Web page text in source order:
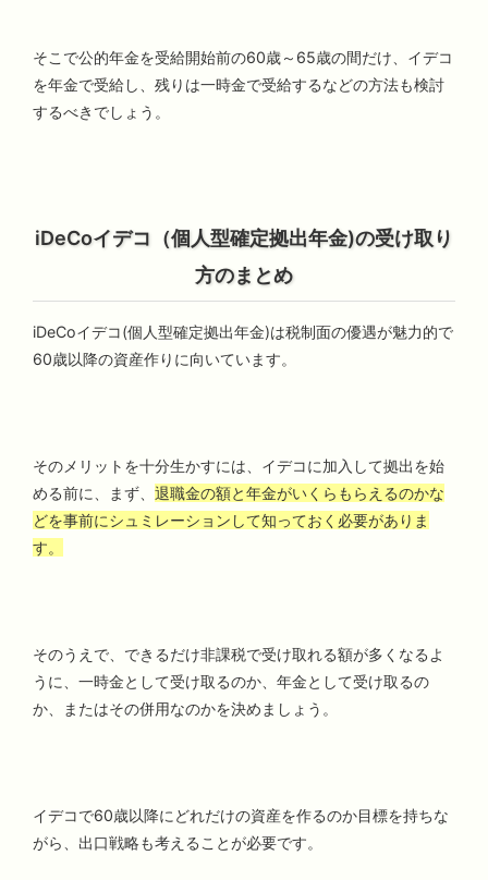
そこで公的年金を受給開始前の60歳～65歳の間だけ、イデコ
を年金で受給し、残りは一時金で受給するなどの方法も検討
するべきでしょう。
iDeCoイデコ（個人型確定拠出年金)の受け取り
方のまとめ
iDeCoイデコ(個人型確定拠出年金)は税制面の優遇が魅力的で
60歳以降の資産作りに向いています。
そのメリットを十分生かすには、イデコに加入して拠出を始
める前に、まず、 退職金の額と年金がいくらもらえるのかな
どを事前にシュミレーションして知っておく必要がありま
す。
そのうえで、できるだけ非課税で受け取れる額が多くなるよ
うに、一時金として受け取るのか、年金として受け取るの
か、またはその併用なのかを決めましょう。
イデコで60歳以降にどれだけの資産を作るのか目標を持ちな
がら、出口戦略も考えることが必要です。